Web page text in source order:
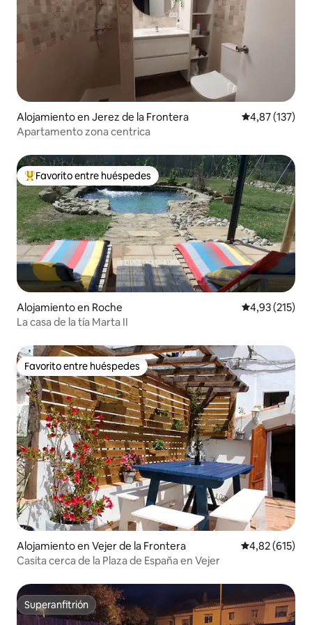
Alojamiento en Jerez de la Frontera Calificación
4,87 (137)
Apartamento zona centrica
Favorito entre los huéspedes más destacados
Favorito entre huéspedes
Alojamiento en Roche Calificación
4,93 (215)
La casa de la tía Marta II
Favorito entre huéspedes
Favorito entre huéspedes
Alojamiento en Vejer de la Frontera Calificación
4,82 (615)
Casita cerca de la Plaza de España en Vejer
Superanfitrión
Superanfitrión